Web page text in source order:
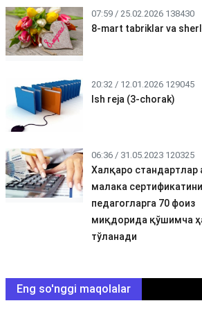
07:59 / 25.02.2026 138430
8-mart tabriklar va
20:32 / 12.01.2026 129045
Ish reja (3-chorak)
06:36 / 31.05.2023 120325
Халқаро стандартлар
малака
педагогларга 70 фоиз
миқдорида қўшимча
тўланади
Eng so'nggi maqolalar